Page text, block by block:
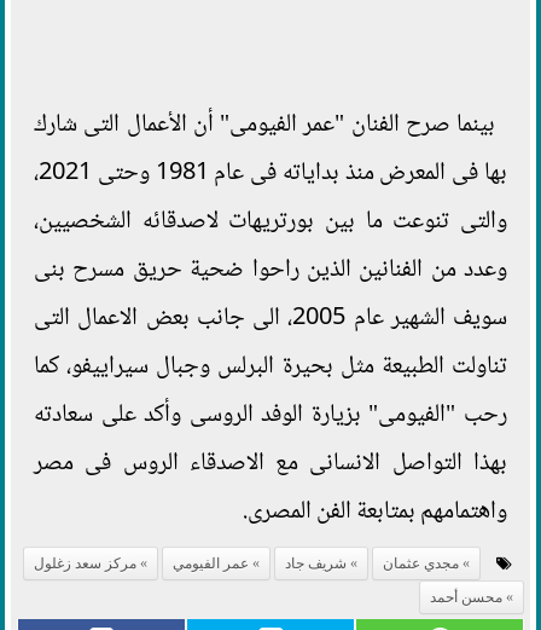
بينما صرح الفنان "عمر الفيومى" أن الأعمال التى شارك
بها فى المعرض منذ بداياته فى عام 1981 وحتى 2021،
والتى تنوعت ما بين بورتريهات لاصدقائه الشخصيين،
وعدد من الفنانين الذين راحوا ضحية حريق مسرح بنى
سويف الشهير عام 2005، الى جانب بعض الاعمال التى
تناولت الطبيعة مثل بحيرة البرلس وجبال سيراييفو، كما
رحب "الفيومى" بزيارة الوفد الروسى وأكد على سعادته
بهذا التواصل الانسانى مع الاصدقاء الروس فى مصر
واهتمامهم بمتابعة الفن المصرى.
مجدي عثمان شريف جاد عمر الفيومي
مركز سعد زغلول
محسن أحمد